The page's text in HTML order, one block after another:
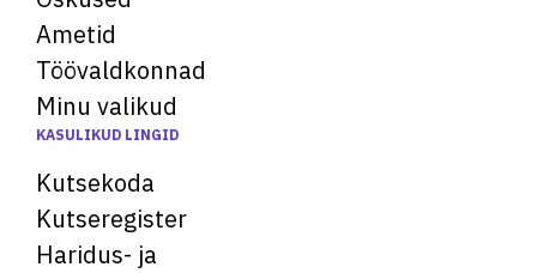
Ametid
Töövaldkonnad
Minu valikud
KASULIKUD LINGID
Kutsekoda
Kutseregister
Haridus- ja